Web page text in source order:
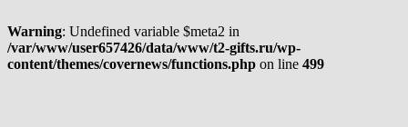
Warning: Undefined variable $meta2 in
/var/www/user657426/data/www/t2-gifts.ru/wp-
content/themes/covernews/functions.php on line 499